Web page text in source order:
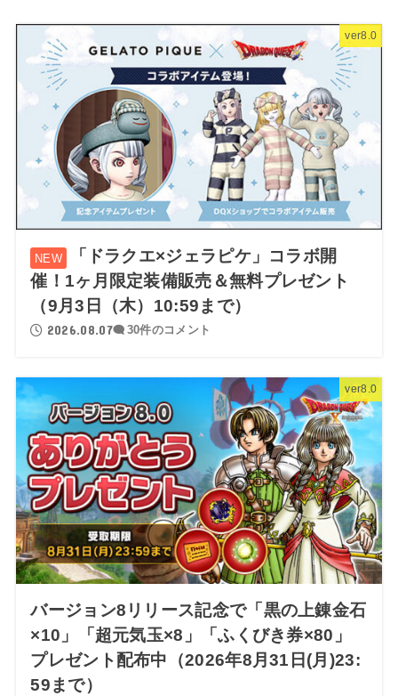
ver8.0
「ドラクエ×ジェラピケ」コラボ開
催！1ヶ月限定装備販売＆無料プレゼント
（9月3日（木）10:59まで）
2026.08.07 30件のコメント
ver8.0
バージョン8リリース記念で「黒の上錬金石
×10」「超元気玉×8」「ふくびき券×80」
プレゼント配布中（2026年8月31日(月)23:
59まで）